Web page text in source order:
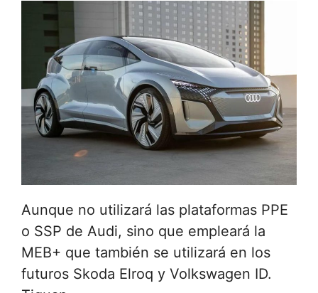
Aunque no utilizará las plataformas PPE
o SSP de Audi, sino que empleará la
MEB+ que también se utilizará en los
futuros Skoda Elroq y Volkswagen ID.